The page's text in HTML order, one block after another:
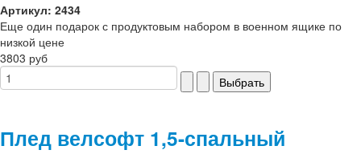
Артикул: 2434
Еще один подарок с продуктовым набором в военном ящике по
низкой цене
3803 руб
Плед велсофт 1,5-спальный